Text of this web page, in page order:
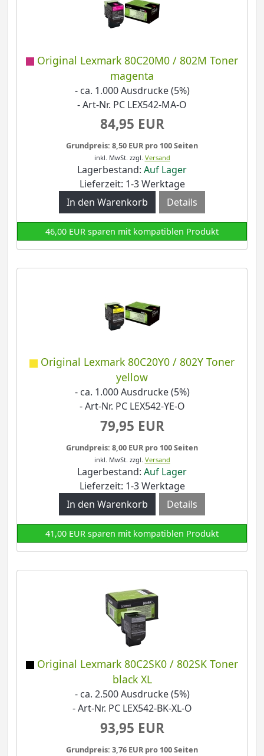
Original Lexmark 80C20M0 / 802M Toner
magenta
- ca. 1.000 Ausdrucke (5%)
- Art-Nr. PC LEX542-MA-O
84,95 EUR
Grundpreis: 8,50 EUR pro 100 Seiten
inkl. MwSt. zzgl. Versand
Lagerbestand: Auf Lager
Lieferzeit: 1-3 Werktage
Details
46,00 EUR sparen mit kompatiblen Produkt
Original Lexmark 80C20Y0 / 802Y Toner
yellow
- ca. 1.000 Ausdrucke (5%)
- Art-Nr. PC LEX542-YE-O
79,95 EUR
Grundpreis: 8,00 EUR pro 100 Seiten
inkl. MwSt. zzgl. Versand
Lagerbestand: Auf Lager
Lieferzeit: 1-3 Werktage
Details
41,00 EUR sparen mit kompatiblen Produkt
Original Lexmark 80C2SK0 / 802SK Toner
black XL
- ca. 2.500 Ausdrucke (5%)
- Art-Nr. PC LEX542-BK-XL-O
93,95 EUR
Grundpreis: 3,76 EUR pro 100 Seiten